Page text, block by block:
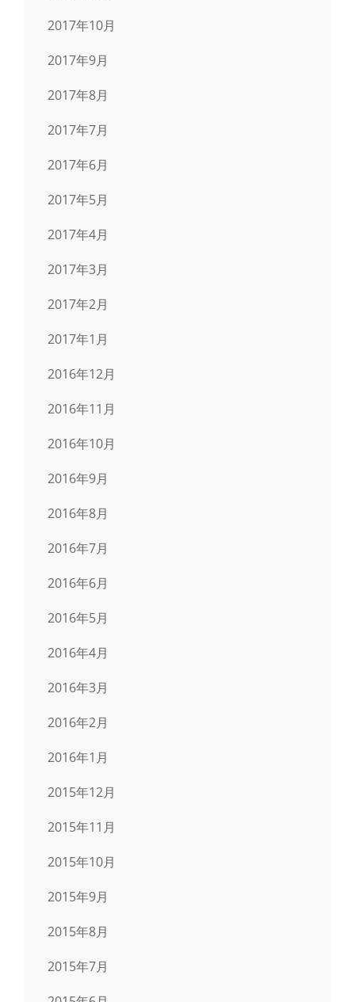
2017年10月
2017年9月
2017年8月
2017年7月
2017年6月
2017年5月
2017年4月
2017年3月
2017年2月
2017年1月
2016年12月
2016年11月
2016年10月
2016年9月
2016年8月
2016年7月
2016年6月
2016年5月
2016年4月
2016年3月
2016年2月
2016年1月
2015年12月
2015年11月
2015年10月
2015年9月
2015年8月
2015年7月